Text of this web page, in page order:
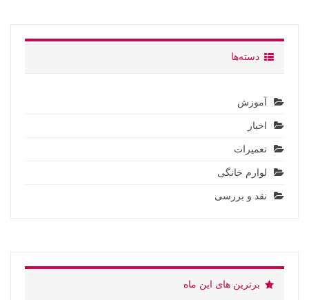
دسته‌ها
آموزش
اخبار
تعمیرات
لوارم خانگی
نقد و بررسی
برترین های این ماه